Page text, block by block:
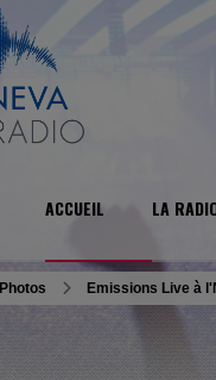
ACCUEIL LA
Photos Emissions Live à